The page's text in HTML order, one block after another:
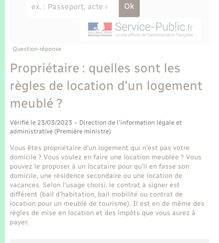
Etat-civil - Papiers - Citoyenneté
Parrainage civil
Recensement
Loisirs
Numérique
Organisation d’événement
Sécurité - Prévention
Seniors
Transports scolaires
Travaux - Autorisation d’occupation de l’espace
Plan interactif
Présentation de la commune
Publications
La Communauté de communes
Question-réponse
Propriétaire : quelles sont les
règles de location d'un logement
meublé ?
Vérifié le 23/03/2023 – Direction de l'information légale et
administrative (Première ministre)
Vous êtes propriétaire d'un logement qui n'est pas votre
domicile ? Vous voulez en faire une location meublée ? Vous
pouvez le proposer à un locataire pour qu'il en fasse son
domicile, une résidence secondaire ou une location de
vacances. Selon l'usage choisi, le contrat à signer est
différent (bail d'habitation, bail mobilité ou contrat de
location pour un meublé de tourisme). Il est en de même des
règles de mise en location et des impôts que vous aurez à
payer.